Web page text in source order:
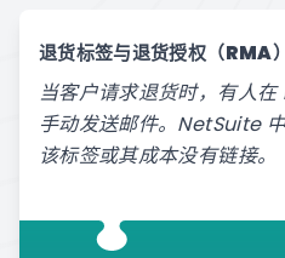
退货标签与退货授权（RMA
当客户请求退货时，有人
手动发送邮件。NetSuite
该标签或其成本没有链接。